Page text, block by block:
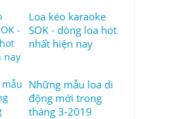
Loa kéo karaoke
SOK - dòng loa hot
nhất hiện nay
Những mẫu loa di
động mới trong
tháng 3-2019